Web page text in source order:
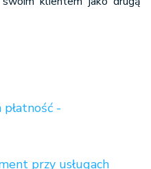
-
przy usługach